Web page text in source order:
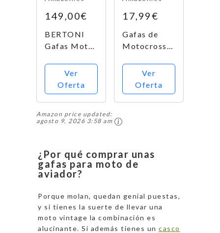
Touring
Motocross
Marco...
149,00€
BERTONI
Gafas Moto
Piel Negra y
Montura
Cromo -
Ventilación
Anti-Vaho -
Gafas
Motoristas
para Cascos
y Chopper...
Ver
Oferta
17,99€
Gafas de
Motocross,
Vintage
Aviator
Estilo Piloto
Moto
Racer
Cruiser
Goggles
(Copper,
Clear)
Ver
Oferta
Amazon price updated:
agosto 9, 2026 3:58 am
¿Por qué comprar unas
gafas para moto de
aviador?
Porque molan, quedan genial puestas,
y si tienes la suerte de llevar una
moto vintage la combinación es
alucinante. Si además tienes un casco